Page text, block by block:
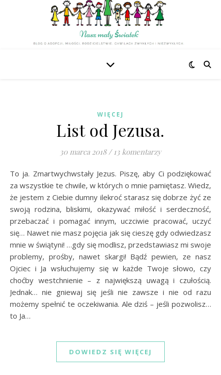
WIĘCEJ
List od Jezusa.
30 marca 2018 / 13 komentarzy
To ja. Zmartwychwstały Jezus. Piszę, aby Ci podziękować
za wszystkie te chwile, w których o mnie pamiętasz. Wiedz,
że jestem z Ciebie dumny ilekroć starasz się dobrze żyć ze
swoją rodzina, bliskimi, okazywać miłość i serdeczność,
przebaczać i pomagać innym, uczciwie pracować, uczyć
się… Nawet nie masz pojęcia jak się cieszę gdy odwiedzasz
mnie w świątyni! …gdy się modlisz, przedstawiasz mi swoje
problemy, prośby, nawet skargi! Bądź pewien, ze nasz
Ojciec i Ja wsłuchujemy się w każde Twoje słowo, czy
choćby westchnienie – z największą uwagą i czułością.
Jednak… nie gniewaj się jeśli nie zawsze i nie od razu
możemy spełnić te oczekiwania. Ale dziś – jeśli pozwolisz…
to Ja…
DOWIEDZ SIĘ WIĘCEJ